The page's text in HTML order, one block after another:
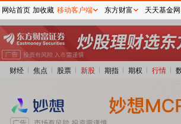
财经 焦点 股票 新股 期指 期权 行情
网站首页 加收藏 移动客户端 东方财富 天天基金网